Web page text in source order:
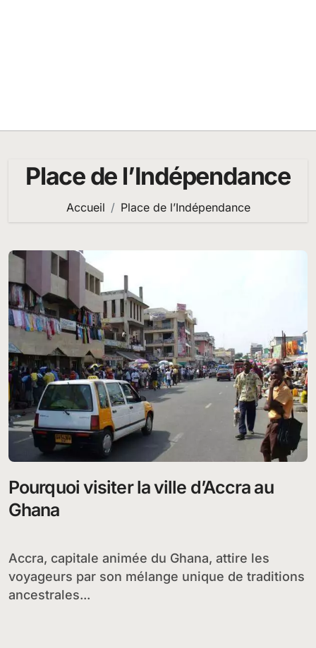
Place de l’Indépendance
Accueil Place de l’Indépendance
Pourquoi visiter la ville d’Accra au
Ghana
Accra, capitale animée du Ghana, attire les
voyageurs par son mélange unique de traditions
ancestrales...